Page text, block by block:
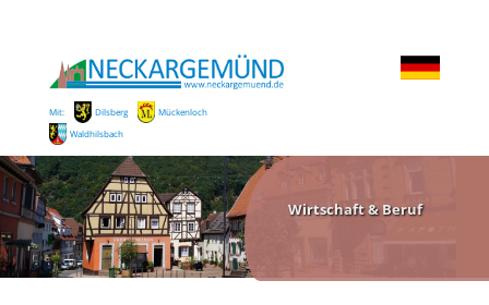
Mit: Dilsberg
Mückenloch
Waldhilsbach
Wirtschaft & Beruf